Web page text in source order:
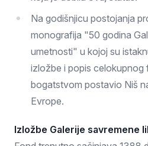
Na godišnjicu postojanja
monografija "50 godina
umetnosti" u kojoj su
izložbe i popis celokupnog
bogatstvom postavio Niš
Evrope.
Izložbe Galerije savremene